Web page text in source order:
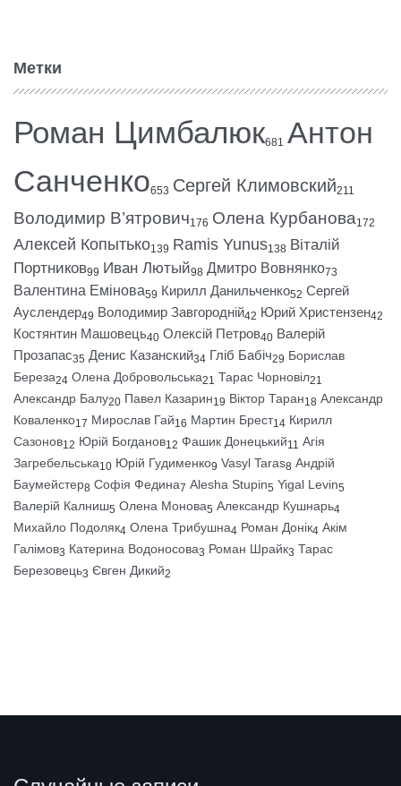
Метки
Роман Цимбалюк681 Антон
Санченко653 Сергей Климовский211
Володимир В’ятрович176 Олена Курбанова172
Алексей Копытько139 Ramis Yunus138 Віталій
Портников99 Иван Лютый98 Дмитро Вовнянко73
Валентина Емінова59 Кирилл Данильченко52 Сергей
Ауслендер49 Володимир Завгородній42 Юрий Христензен42
Костянтин Машовець40 Олексій Петров40 Валерій
Прозапас35 Денис Казанский34 Гліб Бабіч29 Борислав
Береза24 Олена Добровольська21 Тарас Чорновіл21
Александр Балу20 Павел Казарин19 Віктор Таран18 Александр
Коваленко17 Мирослав Гай16 Мартин Брест14 Кирилл
Сазонов12 Юрій Богданов12 Фашик Донецький11 Агія
Загребельська10 Юрій Гудименко9 Vasyl Taras8 Андрій
Баумейстер8 Софія Федина7 Alesha Stupin5 Yigal Levin5
Валерій Калниш5 Олена Монова5 Александр Кушнарь4
Михайло Подоляк4 Олена Трибушна4 Роман Донік4 Акім
Галімов3 Катерина Водоносова3 Роман Шрайк3 Тарас
Березовець3 Євген Дикий2